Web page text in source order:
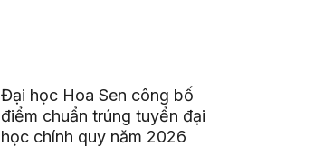
Đại học Hoa Sen công bố
điểm chuẩn trúng tuyển đại
học chính quy năm 2026